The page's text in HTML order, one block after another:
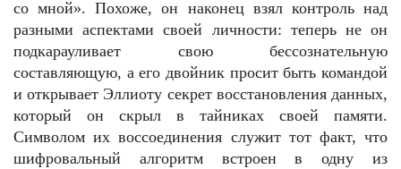
со мной». Похоже, он наконец взял контроль над
разными аспектами своей личности: теперь не он
подкарауливает свою бессознательную
составляющую, а его двойник просит быть командой
и открывает Эллиоту секрет восстановления данных,
который он скрыл в тайниках своей памяти.
Символом их воссоединения служит тот факт, что
шифровальный алгоритм встроен в одну из